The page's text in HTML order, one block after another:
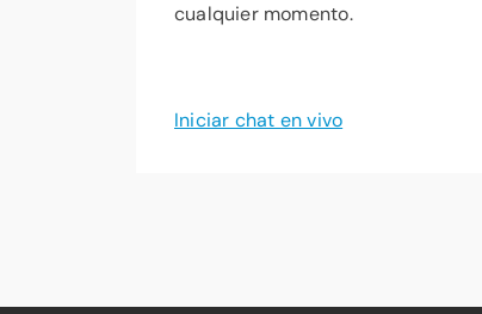
cualquier momento.
Iniciar chat en vivo